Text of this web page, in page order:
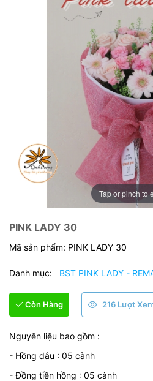
Tap or pinch to
PINK LADY 30
Mã sản phẩm: PINK LADY 30
Danh mục: BST PINK LADY -
Còn Hàng 216 Lượt
Nguyên liệu bao gồm :
- Hồng dâu : 05 cành
- Đồng tiền hồng : 05 cành